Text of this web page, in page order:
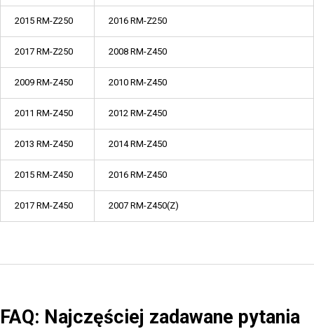
2015 RM-Z250 2016 RM-Z250
2017 RM-Z250 2008 RM-Z450
2009 RM-Z450 2010 RM-Z450
2011 RM-Z450 2012 RM-Z450
2013 RM-Z450 2014 RM-Z450
2015 RM-Z450 2016 RM-Z450
2017 RM-Z450 2007 RM-Z450(Z)
FAQ: Najczęściej zadawane pytania